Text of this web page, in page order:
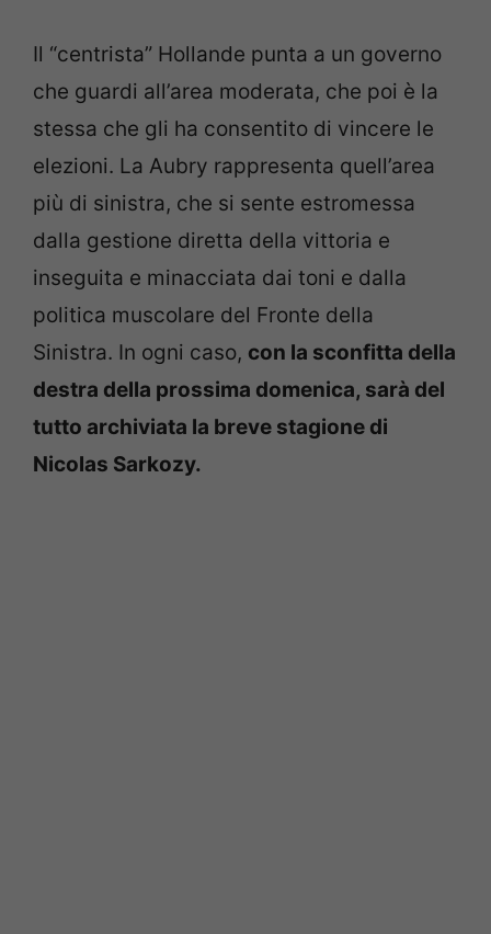
Il “centrista” Hollande punta a un governo
che guardi all’area moderata, che poi è la
stessa che gli ha consentito di vincere le
elezioni. La Aubry rappresenta quell’area
più di sinistra, che si sente estromessa
dalla gestione diretta della vittoria e
inseguita e minacciata dai toni e dalla
politica muscolare del Fronte della
Sinistra. In ogni caso, con la sconfitta della
destra della prossima domenica, sarà del
tutto archiviata la breve stagione di
Nicolas Sarkozy.